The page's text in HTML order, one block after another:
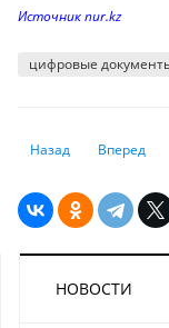
Источник nur.kz
цифровые
Предыдущий: Станут
Назад Вперед
НОВОСТИ